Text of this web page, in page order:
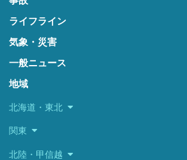
ライフライン
気象・災害
一般ニュース
地域
北海道・東北
関東
北陸・甲信越